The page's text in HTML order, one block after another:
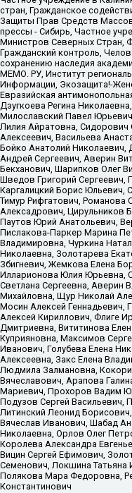
стран, Гражданское
Защиты Прав Средств
прессы - Сибирь, Частное
Министров Северных Стран,
Гражданский контроль,
сохранению наследия
МЕМО. РУ, Институт
Информации, Экозащита!-
Евразийская
Дзугкоева Регина
Милославский Павел
Лилия Айратовна, Сидорович
Алексеевич, Васильева
Бойко Анатолий Николаевич,
Андрей Сергеевич, Аверин
Бекханович, Шарипков Олег
Шведов Григорий
Каргалицкий Борис Юльевич,
Тимур Рифгатович, Романова
Алексадрович, Цирульников
Паутов Юрий Анатольевич,
Пислакова-Паркер Марина
Владимировна, Чуркина
Николаевна, Золотарева
Збигневич, Жемкова Елена
Илларионова Юлия Юрьевна,
Светлана Сергеевна, Аверин
Михайловна, Щур Николай
Мосин Алексей Геннадьевич,
Алексей Кириллович, Флиге
Дмитриевна, Вититинова
Куприяновна, Максимов
Иванович, Голубева Елена
Алексеевна, Закс Елена
Людмила Залмановна,
Вячеславович, Арапова
Мариевич, Прохоров Вадим
Подузов Сергей Васильевич,
Литинский Леонид
Вячеслав Иванович, Шабад
Николаевна, Орлов Олег
Королева Александра
Вицин Сергей Ефимович,
Семенович, Локшина
Полякова Мара Федоровна,
Константинович